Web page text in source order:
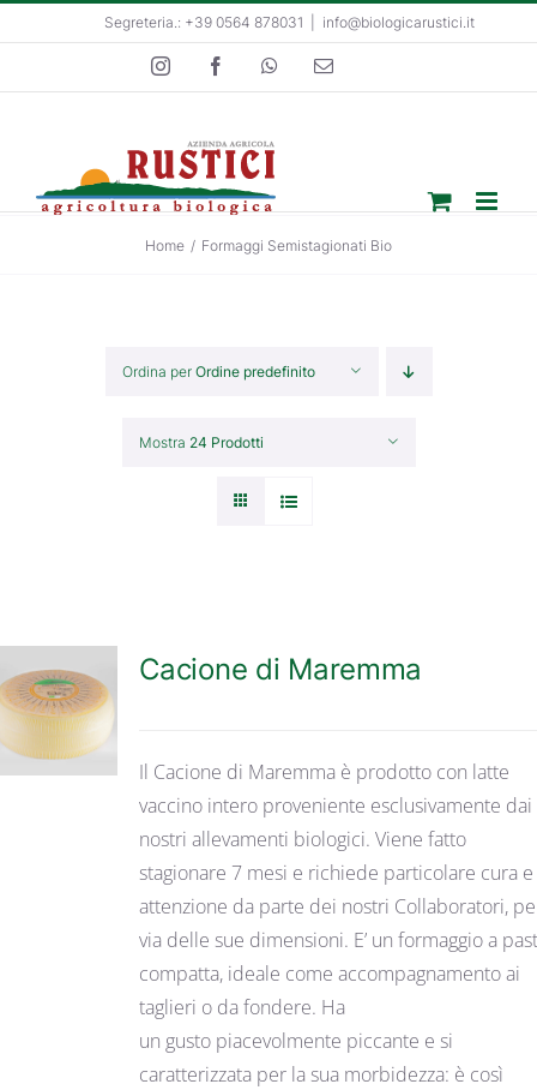
al
Segreteria.: +39 0564 878031 info@biologicarustici.it
InstagramFacebookWhatsApp
Email
Home / Formaggi Semistagionati Bio
Ordina perOrdine predefinito
Mostra 24 Prodotti
DETTAGLI
Cacione di Maremma
Il Cacione di Maremma è prodotto con latte
vaccino intero proveniente esclusivamente dai
nostri allevamenti biologici. Viene fatto
stagionare 7 mesi e richiede particolare cura e
attenzione da parte dei nostri Collaboratori,
via delle sue dimensioni. E’ un formaggio a
compatta, ideale come accompagnamento ai
taglieri o da fondere. Ha
un gusto piacevolmente piccante e si
caratterizzata per la sua morbidezza: è così